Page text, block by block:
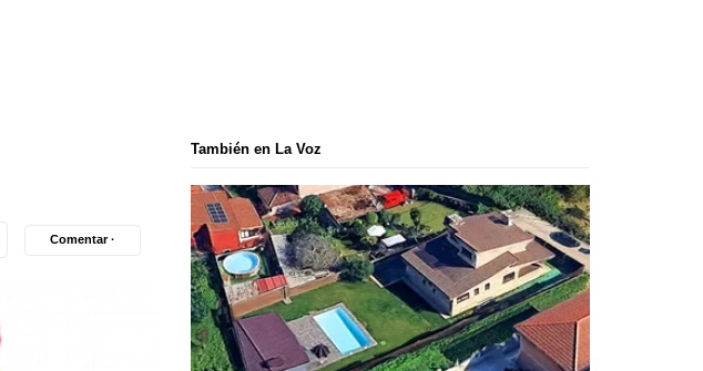
Comentar ·
También en La Voz